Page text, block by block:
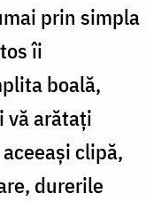
prin simpla
îi
boală,
vă arătaţi
clipă,
durerile